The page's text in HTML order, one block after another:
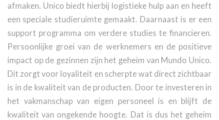
afmaken. Unico biedt hierbij logistieke hulp aan en heeft
een speciale studieruimte gemaakt. Daarnaast is er een
support programma om verdere studies te financieren.
Persoonlijke groei van de werknemers en de positieve
impact op de gezinnen zijn het geheim van Mundo Unico.
Dit zorgt voor loyaliteit en scherpte wat direct zichtbaar
is in de kwaliteit van de producten. Door te investeren in
het vakmanschap van eigen personeel is en blijft de
kwaliteit van ongekende hoogte. Dat is dus het geheim